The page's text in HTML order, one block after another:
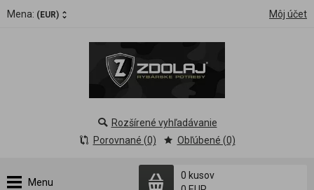
Mena: (EUR) Môj účet
Menu
0 kusov
Rozšírené vyhľadávanie
Porovnané (0)
Obľúbené (0)